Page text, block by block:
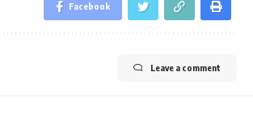
Facebook
Leave a comment